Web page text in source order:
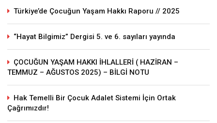
Türkiye’de Çocuğun Yaşam Hakkı Raporu // 2025
“Hayat Bilgimiz” Dergisi 5. ve 6. sayıları yayında
ÇOCUĞUN YAŞAM HAKKI İHLALLERİ ( HAZİRAN –
TEMMUZ – AĞUSTOS 2025) – BİLGİ NOTU
Hak Temelli Bir Çocuk Adalet Sistemi İçin Ortak
Çağrımızdır!